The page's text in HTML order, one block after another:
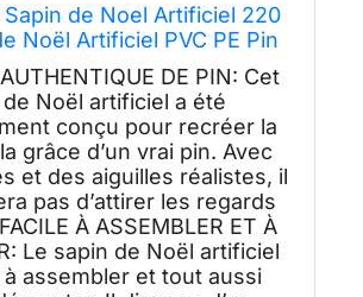
Sapin de Noel Artificiel 220
Noël Artificiel PVC PE Pin
Naturel
DE PIN: Cet
Noël artificiel a été
conçu pour recréer la
grâce d’un vrai pin. Avec
et des aiguilles réalistes, il
pas d’attirer les regards
À ASSEMBLER ET À
Le sapin de Noël artificiel
assembler et tout aussi